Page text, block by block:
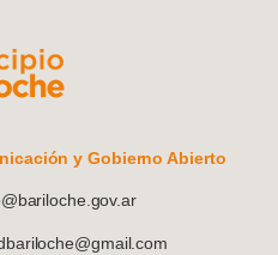
y Gobierno Abierto